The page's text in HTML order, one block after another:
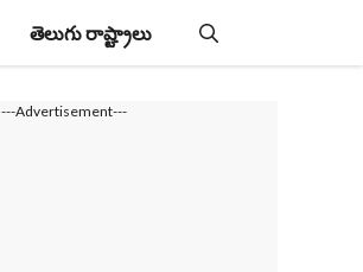
తెలుగు రాష్ట్రాలు
---Advertisement---